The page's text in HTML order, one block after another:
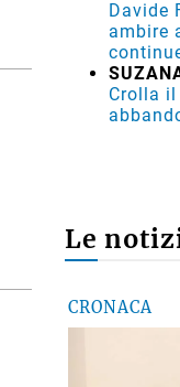
Davide
ambire
Crolla
Le
CRONACA